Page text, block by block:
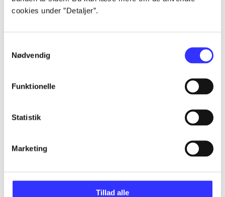
cookies under ”Detaljer”.
Nødvendig
Funktionelle
Statistik
Marketing
Tillad alle
...
...
...
...